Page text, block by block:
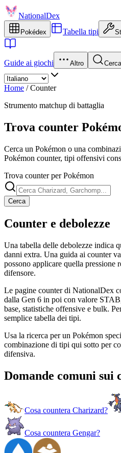
NationalDex
Pokédex Tabella tipi
Guide ai giochi Altro Cerca
Home / Counter
Strumento matchup di battaglia
Trova counter
Cerca un Pokémon o una
Pokémon counter, tipi offensivi
Trova counter per Pokémon
Cerca
Counter e debolezze
Una tabella delle debolezze indica
danni extra. Una guida ai counter
possono applicare quella pressione
difensore.
Le pagine counter di NationalDex
dalla Gen 6 in poi con valore
base, statistiche offensive e bulk.
semplice tabella dei tipi.
Usa la ricerca per un Pokémon
combinazione di tipi qui sotto per
difensiva.
Domande comuni sui
Cosa countera Charizard?
Cosa countera Gengar?